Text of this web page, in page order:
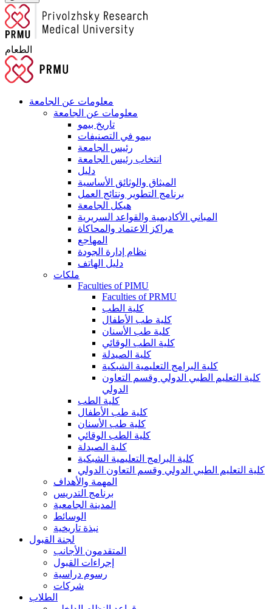
الطعام
معلومات عن الجامعة
معلومات عن الجامعة
تاريخ بيمو
بيمو في التصنيفات
رئيس الجامعة
انتخاب رئيس الجامعة
دليل
الميثاق والوثائق الأساسية
برنامج التطوير ونتائج العمل
هيكل الجامعة
المباني الأكاديمية والقواعد السريرية
مراكز الاعتماد والمحاكاة
المهاجع
نظام إدارة الجودة
دليل الهاتف
ملكات
Faculties of PIMU
Faculties of PRMU
كلية الطب
كلية طب الأطفال
كلية طب الأسنان
كلية الطب الوقائي
كلية الصيدلة
كلية البرامج التعليمية الشبكية
كلية التعليم الطبي الدولي وقسم التعاون
الدولي
كلية الطب
كلية طب الأطفال
كلية طب الأسنان
كلية الطب الوقائي
كلية الصيدلة
كلية البرامج التعليمية الشبكية
كلية التعليم الطبي الدولي وقسم التعاون الدولي
المهمة والأهداف
برنامج التدريس
المدينة الجامعية
الوسائط
نبذة تاريخية
لجنة القبول
المتقدمون الأجانب
إجراءات القبول
رسوم دراسية
شركات
الطلاب